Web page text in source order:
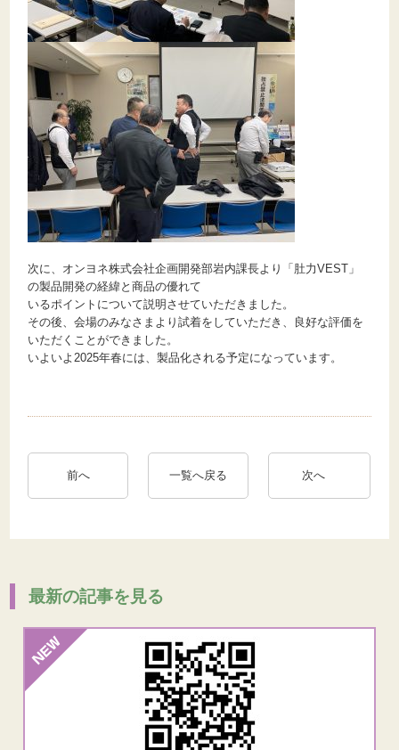
次に、オンヨネ株式会社企画開発部岩内課長より「肚力VEST」
の製品開発の経緯と商品の優れて
いるポイントについて説明させていただきました。
その後、会場のみなさまより試着をしていただき、良好な評価を
いただくことができました。
いよいよ2025年春には、製品化される予定になっています。
前へ 一覧へ戻る 次へ
最新の記事を見る